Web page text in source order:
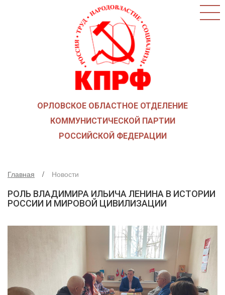
КАК ВСТУПИТЬ В КПРФ
ОБЩЕСТВЕННЫЕ ОРГАНИЗАЦИИ
СОЮЗ СОВЕТСКИХ ОФИЦЕРОВ В ПОДДЕРЖКУ
АРМИИ И ФЛОТА
ОРЛОВСКИЙ ОБЛАСТНОЙ СОВЕТ
ДЕПУТАТЫ ОРГАНОВ МЕСТНОГО
МЕСТНЫЕ ОТДЕЛЕНИЯ
ОРЛОВСКОЕ ОБЛАСТНОЕ ОТДЕЛЕНИЕ
КОММУНИСТИЧЕСКОЙ ПАРТИИ
РОССИЙСКОЙ ФЕДЕРАЦИИ
Главная Новости
РОЛЬ ВЛАДИМИРА ИЛЬИЧА ЛЕНИНА В ИСТОРИИ
РОССИИ И МИРОВОЙ ЦИВИЛИЗАЦИИ